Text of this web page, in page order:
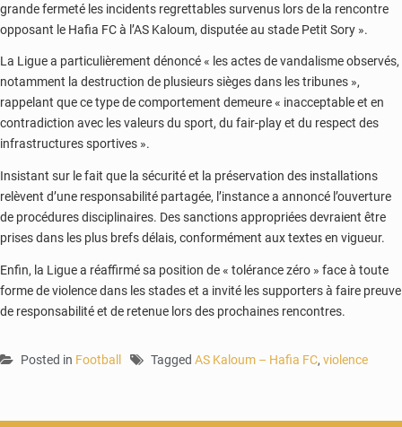
grande fermeté les incidents regrettables survenus lors de la rencontre
opposant le Hafia FC à l’AS Kaloum, disputée au stade Petit Sory ».
La Ligue a particulièrement dénoncé « les actes de vandalisme observés,
notamment la destruction de plusieurs sièges dans les tribunes »,
rappelant que ce type de comportement demeure « inacceptable et en
contradiction avec les valeurs du sport, du fair-play et du respect des
infrastructures sportives ».
Insistant sur le fait que la sécurité et la préservation des installations
relèvent d’une responsabilité partagée, l’instance a annoncé l’ouverture
de procédures disciplinaires. Des sanctions appropriées devraient être
prises dans les plus brefs délais, conformément aux textes en vigueur.
Enfin, la Ligue a réaffirmé sa position de « tolérance zéro » face à toute
forme de violence dans les stades et a invité les supporters à faire preuve
de responsabilité et de retenue lors des prochaines rencontres.
Posted in Football Tagged AS Kaloum – Hafia FC, violence